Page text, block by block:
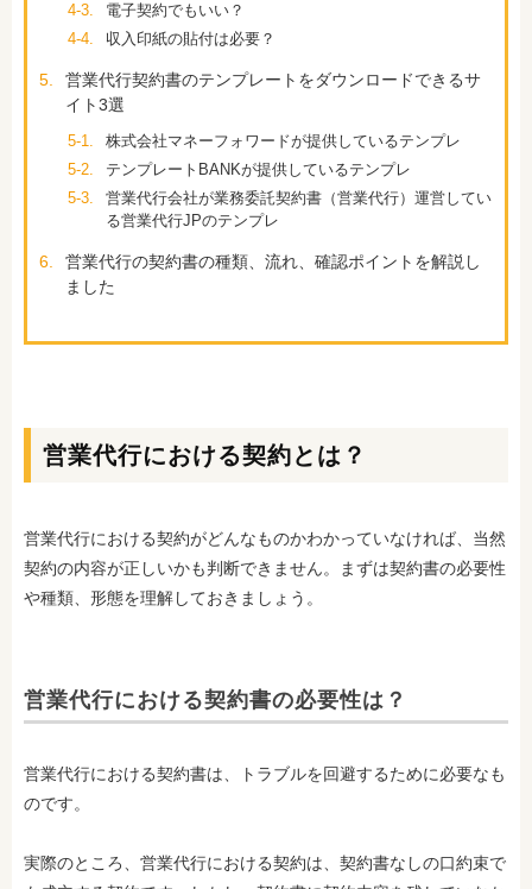
4-3.
電子契約でもいい？
4-4.
収入印紙の貼付は必要？
5.
営業代行契約書のテンプレートをダウンロードできるサ
イト3選
5-1.
株式会社マネーフォワードが提供しているテンプレ
5-2.
テンプレートBANKが提供しているテンプレ
5-3.
営業代行会社が業務委託契約書（営業代行）運営してい
る営業代行JPのテンプレ
6.
営業代行の契約書の種類、流れ、確認ポイントを解説し
ました
営業代行における契約とは？
営業代行における契約がどんなものかわかっていなければ、当然
契約の内容が正しいかも判断できません。まずは契約書の必要性
や種類、形態を理解しておきましょう。
営業代行における契約書の必要性は？
営業代行における契約書は、トラブルを回避するために必要なも
のです。
実際のところ、営業代行における契約は、契約書なしの口約束で